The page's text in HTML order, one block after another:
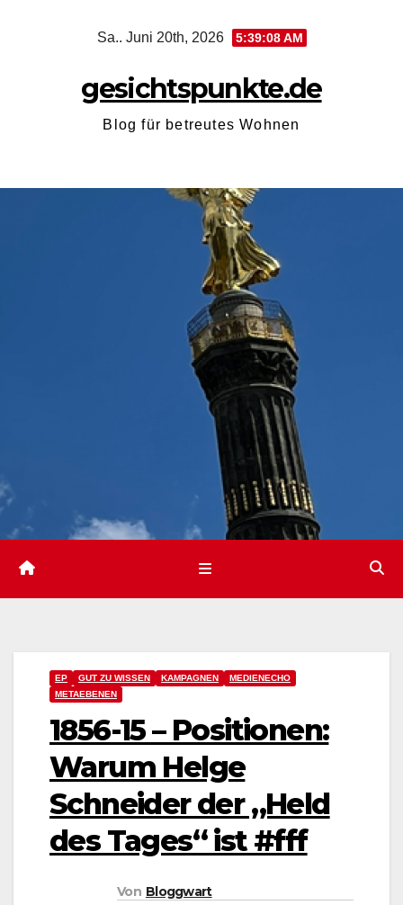
Sa.. Juni 20th, 2026 5:39:09 AM
gesichtspunkte.de
Blog für betreutes Wohnen
EP GUT ZU WISSEN KAMPAGNEN
MEDIENECHO
METAEBENEN
1856-15 – Positionen:
Warum Helge
Schneider der „Held
des Tages“ ist #fff
Von Bloggwart